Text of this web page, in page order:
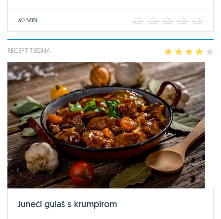
30 MIN 2 3 4
RECEPT TJEDNA 2 3 4
Juneći gulaš s krumpirom